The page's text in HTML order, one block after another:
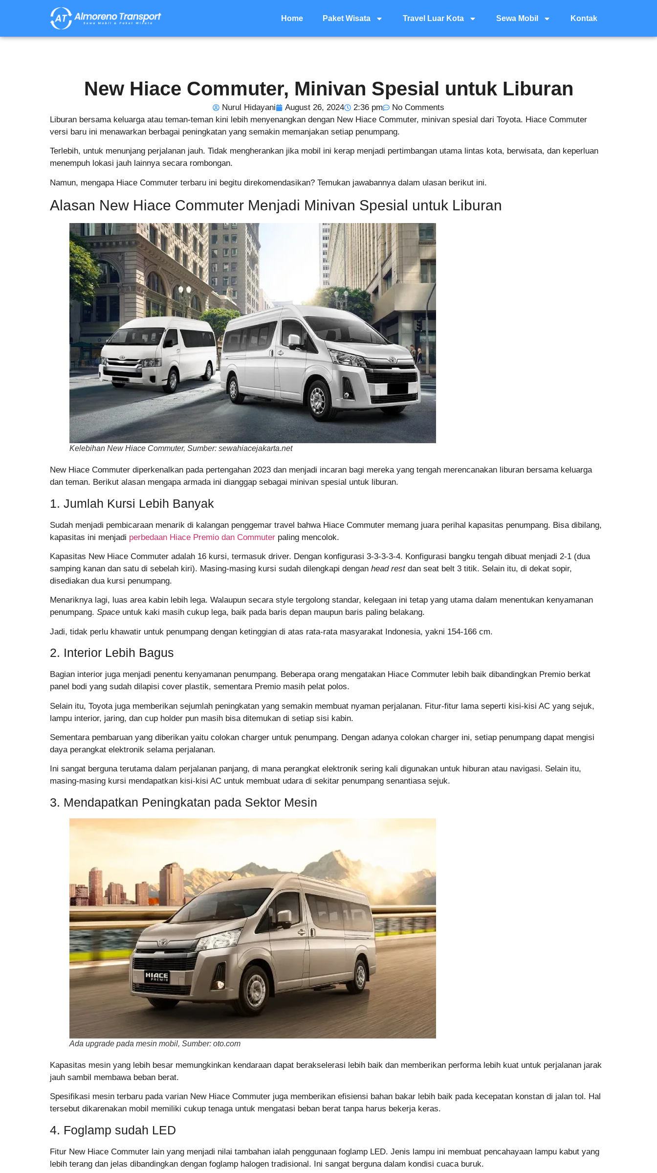
Home Paket Wisata Travel Luar Kota Sewa Mobil Kontak
New Hiace Commuter, Minivan Spesial untuk Liburan
Nurul Hidayani August 26, 2024 2:36 pm
No Comments
Liburan bersama keluarga atau teman-teman kini lebih menyenangkan dengan New Hiace Commuter, minivan spesial dari Toyota. Hiace Commuter
versi baru ini menawarkan berbagai peningkatan yang semakin memanjakan setiap penumpang.
Terlebih, untuk menunjang perjalanan jauh. Tidak mengherankan jika mobil ini kerap menjadi pertimbangan utama lintas kota, berwisata, dan keperluan
menempuh lokasi jauh lainnya secara rombongan.
Namun, mengapa Hiace Commuter terbaru ini begitu direkomendasikan? Temukan jawabannya dalam ulasan berikut ini.
Alasan New Hiace Commuter Menjadi Minivan Spesial untuk Liburan
Kelebihan New Hiace Commuter, Sumber: sewahiacejakarta.net
New Hiace Commuter diperkenalkan pada pertengahan 2023 dan menjadi incaran bagi mereka yang tengah merencanakan liburan bersama keluarga
dan teman. Berikut alasan mengapa armada ini dianggap sebagai minivan spesial untuk liburan.
1. Jumlah Kursi Lebih Banyak
Sudah menjadi pembicaraan menarik di kalangan penggemar travel bahwa Hiace Commuter memang juara perihal kapasitas penumpang. Bisa dibilang,
kapasitas ini menjadi perbedaan Hiace Premio dan Commuter paling mencolok.
Kapasitas New Hiace Commuter adalah 16 kursi, termasuk driver. Dengan konfigurasi 3-3-3-3-4. Konfigurasi bangku tengah dibuat menjadi 2-1 (dua
samping kanan dan satu di sebelah kiri). Masing-masing kursi sudah dilengkapi dengan head restdan seat belt 3 titik. Selain itu, di dekat sopir,
disediakan dua kursi penumpang.
Menariknya lagi, luas area kabin lebih lega. Walaupun secara style tergolong standar, kelegaan ini tetap yang utama dalam menentukan kenyamanan
penumpang. Space untuk kaki masih cukup lega, baik pada baris depan maupun baris paling belakang.
Jadi, tidak perlu khawatir untuk penumpang dengan ketinggian di atas rata-rata masyarakat Indonesia, yakni 154-166 cm.
2. Interior Lebih Bagus
Bagian interior juga menjadi penentu kenyamanan penumpang. Beberapa orang mengatakan Hiace Commuter lebih baik dibandingkan Premio berkat
panel bodi yang sudah dilapisi cover plastik, sementara Premio masih pelat polos.
Selain itu, Toyota juga memberikan sejumlah peningkatan yang semakin membuat nyaman perjalanan. Fitur-fitur lama seperti kisi-kisi AC yang sejuk,
lampu interior, jaring, dan cup holder pun masih bisa ditemukan di setiap sisi kabin.
Sementara pembaruan yang diberikan yaitu colokan charger untuk penumpang. Dengan adanya colokan charger ini, setiap penumpang dapat mengisi
daya perangkat elektronik selama perjalanan.
Ini sangat berguna terutama dalam perjalanan panjang, di mana perangkat elektronik sering kali digunakan untuk hiburan atau navigasi. Selain itu,
masing-masing kursi mendapatkan kisi-kisi AC untuk membuat udara di sekitar penumpang senantiasa sejuk.
3. Mendapatkan Peningkatan pada Sektor Mesin
Ada upgrade pada mesin mobil, Sumber: oto.com
Kapasitas mesin yang lebih besar memungkinkan kendaraan dapat berakselerasi lebih baik dan memberikan performa lebih kuat untuk perjalanan jarak
jauh sambil membawa beban berat.
Spesifikasi mesin terbaru pada varian New Hiace Commuter juga memberikan efisiensi bahan bakar lebih baik pada kecepatan konstan di jalan tol. Hal
tersebut dikarenakan mobil memiliki cukup tenaga untuk mengatasi beban berat tanpa harus bekerja keras.
4. Foglamp sudah LED
Fitur New Hiace Commuter lain yang menjadi nilai tambahan ialah penggunaan foglamp LED. Jenis lampu ini membuat pencahayaan lampu kabut yang
lebih terang dan jelas dibandingkan dengan foglamp halogen tradisional. Ini sangat berguna dalam kondisi cuaca buruk.